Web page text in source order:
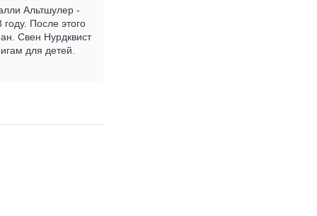
Альтшулер -
После этого
Свен Нурдквист
для детей.